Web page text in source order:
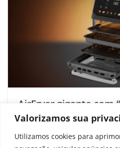
Valorizamos sua
Utilizamos cookies para
AirFryer gigante com
Philco está com preço